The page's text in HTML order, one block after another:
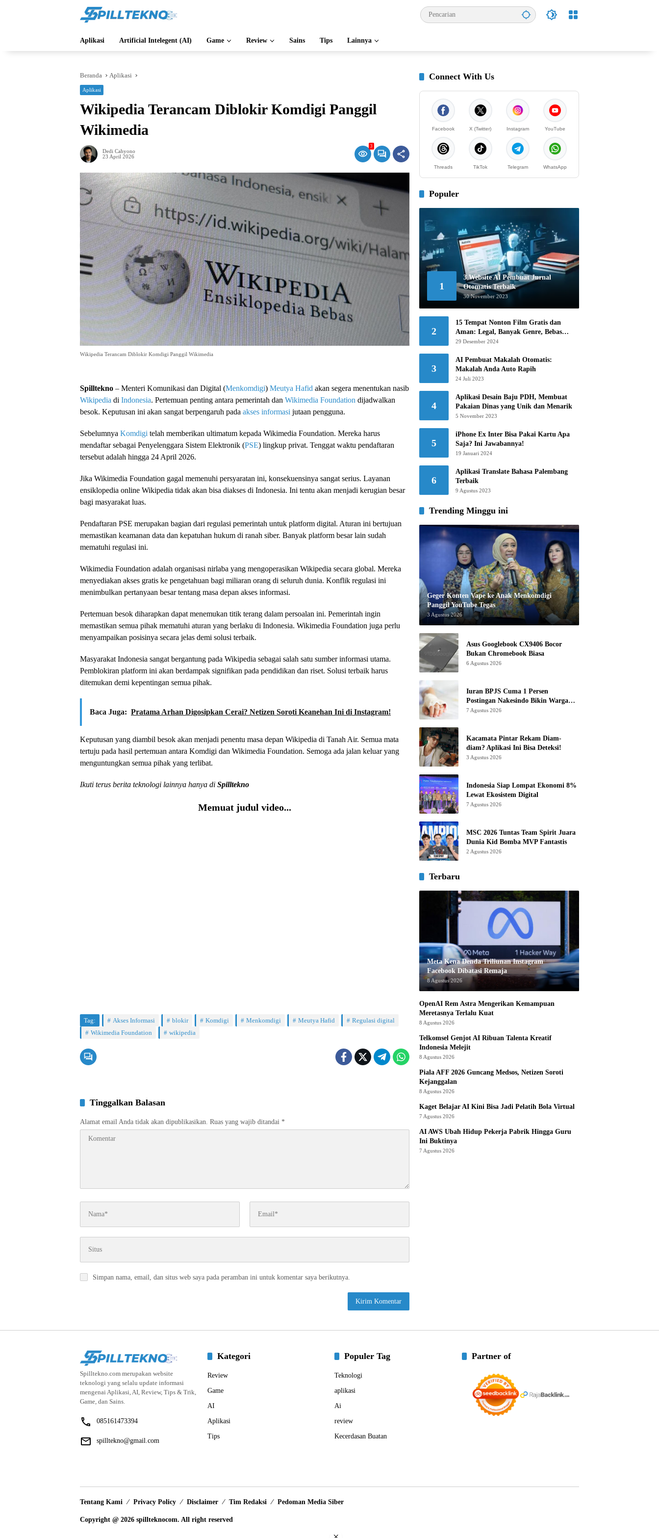
Aplikasi Artificial Intelegent (AI) Game Review Sains Tips Lainnya
Beranda Aplikasi
Aplikasi
Wikipedia Terancam Diblokir Komdigi Panggil
Wikimedia
Dedi Cahyono
23 April 2026
3
Wikipedia Terancam Diblokir Komdigi Panggil Wikimedia
Spilltekno – Menteri Komunikasi dan Digital (Menkomdigi) Meutya Hafid akan segera menentukan nasib
Wikipedia di Indonesia. Pertemuan penting antara pemerintah dan Wikimedia Foundation dijadwalkan
besok. Keputusan ini akan sangat berpengaruh pada akses informasi jutaan pengguna.
Sebelumnya Komdigi telah memberikan ultimatum kepada Wikimedia Foundation. Mereka harus
mendaftar sebagai Penyelenggara Sistem Elektronik (PSE) lingkup privat. Tenggat waktu pendaftaran
tersebut adalah hingga 24 April 2026.
Jika Wikimedia Foundation gagal memenuhi persyaratan ini, konsekuensinya sangat serius. Layanan
ensiklopedia online Wikipedia tidak akan bisa diakses di Indonesia. Ini tentu akan menjadi kerugian besar
bagi masyarakat luas.
Pendaftaran PSE merupakan bagian dari regulasi pemerintah untuk platform digital. Aturan ini bertujuan
memastikan keamanan data dan kepatuhan hukum di ranah siber. Banyak platform besar lain sudah
mematuhi regulasi ini.
Wikimedia Foundation adalah organisasi nirlaba yang mengoperasikan Wikipedia secara global. Mereka
menyediakan akses gratis ke pengetahuan bagi miliaran orang di seluruh dunia. Konflik regulasi ini
menimbulkan pertanyaan besar tentang masa depan akses informasi.
Pertemuan besok diharapkan dapat menemukan titik terang dalam persoalan ini. Pemerintah ingin
memastikan semua pihak mematuhi aturan yang berlaku di Indonesia. Wikimedia Foundation juga perlu
menyampaikan posisinya secara jelas demi solusi terbaik.
Masyarakat Indonesia sangat bergantung pada Wikipedia sebagai salah satu sumber informasi utama.
Pemblokiran platform ini akan berdampak signifikan pada pendidikan dan riset. Solusi terbaik harus
ditemukan demi kepentingan semua pihak.
Baca Juga: Pratama Arhan Digosipkan Cerai? Netizen Soroti Keanehan Ini di Instagram!
Keputusan yang diambil besok akan menjadi penentu masa depan Wikipedia di Tanah Air. Semua mata
tertuju pada hasil pertemuan antara Komdigi dan Wikimedia Foundation. Semoga ada jalan keluar yang
menguntungkan semua pihak yang terlibat.
Ikuti terus berita teknologi lainnya hanya di Spilltekno
Memuat judul video...
Tag: Akses Informasi blokir Komdigi Menkomdigi Meutya Hafid
Regulasi digital
Wikimedia Foundation
wikipedia
Tinggalkan Balasan
Alamat email Anda tidak akan dipublikasikan. Ruas yang wajib ditandai *
Simpan nama, email, dan situs web saya pada peramban ini untuk komentar saya berikutnya.
Connect With Us
Facebook X (Twitter) Instagram YouTube
Threads TikTok Telegram WhatsApp
Populer
1
3 Website AI Pembuat Jurnal
Otomatis Terbaik
30 November 2023
2
15 Tempat Nonton Film Gratis dan
Aman: Legal, Banyak Genre, Bebas
Khawatir!
29 Desember 2024
3
AI Pembuat Makalah Otomatis:
Makalah Anda Auto Rapih
24 Juli 2023
4
Aplikasi Desain Baju PDH, Membuat
Pakaian Dinas yang Unik dan Menarik
5 November 2023
5
iPhone Ex Inter Bisa Pakai Kartu Apa
Saja? Ini Jawabannya!
19 Januari 2024
6
Aplikasi Translate Bahasa Palembang
Terbaik
9 Agustus 2023
Trending Minggu ini
Geger Konten Vape ke Anak Menkomdigi
Panggil YouTube Tegas
3 Agustus 2026
Asus Googlebook CX9406 Bocor
Bukan Chromebook Biasa
6 Agustus 2026
Iuran BPJS Cuma 1 Persen
Postingan Nakesindo Bikin Warganet
Murka
7 Agustus 2026
Kacamata Pintar Rekam Diam-
diam? Aplikasi Ini Bisa Deteksi!
3 Agustus 2026
Indonesia Siap Lompat Ekonomi 8%
Lewat Ekosistem Digital
7 Agustus 2026
MSC 2026 Tuntas Team Spirit Juara
Dunia Kid Bomba MVP Fantastis
2 Agustus 2026
Terbaru
Meta Kena Denda Triliunan Instagram
Facebook Dibatasi Remaja
8 Agustus 2026
OpenAI Rem Astra Mengerikan Kemampuan
Meretasnya Terlalu Kuat
8 Agustus 2026
Telkomsel Genjot AI Ribuan Talenta Kreatif
Indonesia Melejit
8 Agustus 2026
Piala AFF 2026 Guncang Medsos, Netizen Soroti
Kejanggalan
8 Agustus 2026
Kaget Belajar AI Kini Bisa Jadi Pelatih Bola Virtual
7 Agustus 2026
AI AWS Ubah Hidup Pekerja Pabrik Hingga Guru
Ini Buktinya
7 Agustus 2026
Spilltekno.com merupakan website
teknologi yang selalu update informasi
mengenai Aplikasi, AI, Review, Tips & Trik,
Game, dan Sains.
085161473394
spilltekno@gmail.com
Kategori
Review
Game
AI
Aplikasi
Tips
Populer Tag
Teknologi
aplikasi
Ai
review
Kecerdasan Buatan
Partner of
Tentang Kami Privacy Policy Disclaimer Tim Redaksi Pedoman Media Siber
Copyright @ 2026 spillteknocom. All right reserved